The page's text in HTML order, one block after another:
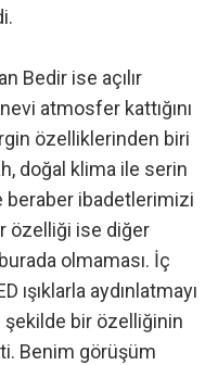
Bedir ise açılır
atmosfer kattığını
özelliklerinden biri
doğal klima ile serin
ibadetlerimizi
özelliği ise diğer
olmaması. İç
ışıklarla aydınlatmayı
şekilde bir özelliğinin
Benim görüşüm